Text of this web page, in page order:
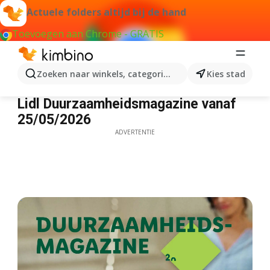
Actuele folders altijd bij de hand
Toevoegen aan Chrome - GRATIS
Zoeken naar winkels, categorieën, producten...
Kies stad
Lidl Duurzaamheidsmagazine
Lidl Duurzaamheidsmagazine vanaf
25/05/2026
ADVERTENTIE